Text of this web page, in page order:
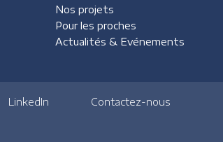
Nos projets
Pour les proches
Actualités & Evénements
LinkedIn Contactez-nous